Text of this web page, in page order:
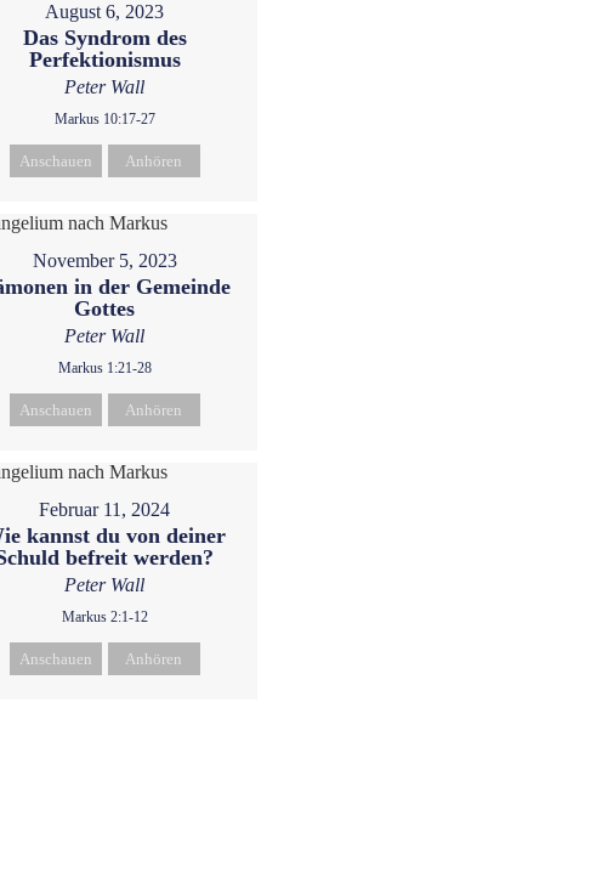
August 6, 2023
Das Syndrom des
Perfektionismus
Peter Wall
Markus 10:17-27
Anschauen Anhören
November 5, 2023
in der Gemeinde
Gottes
Peter Wall
Markus 1:21-28
Anschauen Anhören
Februar 11, 2024
kannst du von deiner
befreit werden?
Peter Wall
Markus 2:1-12
Anschauen Anhören